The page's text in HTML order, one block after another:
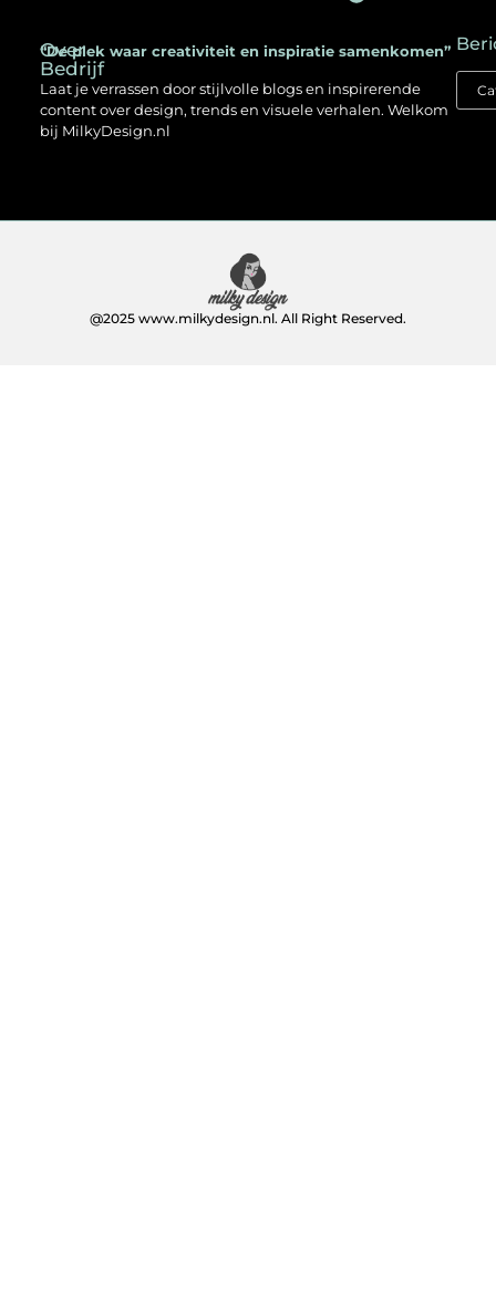
Over
Bedrijf
“De plek waar creativiteit en inspiratie samenkomen”
Laat je verrassen door stijlvolle blogs en inspirerende
content over design, trends en visuele verhalen. Welkom
bij MilkyDesign.nl
@2025 www.milkydesign.nl. All Right Reserved.